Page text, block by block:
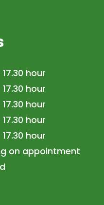
hour
hour
hour
hour
hour
on appointment